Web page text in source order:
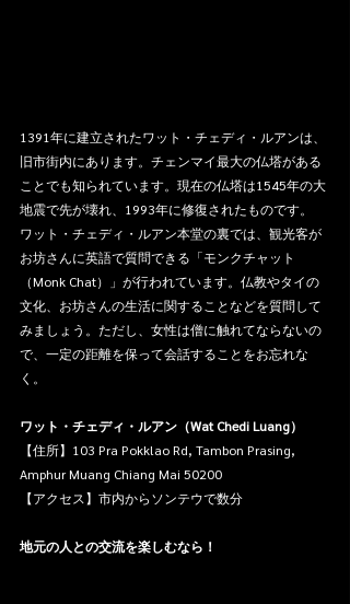
1391年に建立されたワット・チェディ・ルアンは、
旧市街内にあります。チェンマイ最大の仏塔がある
ことでも知られています。現在の仏塔は1545年の大
地震で先が壊れ、1993年に修復されたものです。
ワット・チェディ・ルアン本堂の裏では、観光客が
お坊さんに英語で質問できる「モンクチャット
（Monk Chat）」が行われています。仏教やタイの
文化、お坊さんの生活に関することなどを質問して
みましょう。ただし、女性は僧に触れてならないの
で、一定の距離を保って会話することをお忘れな
く。
ワット・チェディ・ルアン（Wat Chedi Luang）
【住所】103 Pra Pokklao Rd, Tambon Prasing,
Amphur Muang Chiang Mai 50200
【アクセス】市内からソンテウで数分
地元の人との交流を楽しむなら！